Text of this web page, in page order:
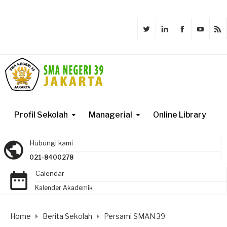
Profil Sekolah Managerial Online Library
Hubungi kami
021-8400278
Calendar
Kalender Akademik
Home Berita Sekolah Persami SMAN 39